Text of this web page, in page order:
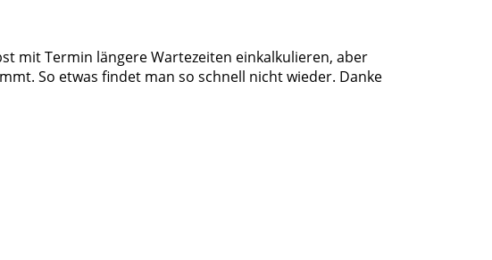
mit Termin längere Wartezeiten einkalkulieren, aber
So etwas findet man so schnell nicht wieder. Danke